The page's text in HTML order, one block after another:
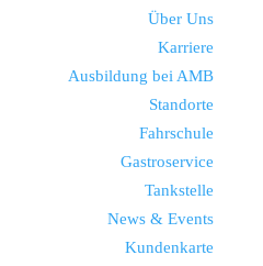
Über Uns
Karriere
Ausbildung bei AMB
Standorte
Fahrschule
Gastroservice
Tankstelle
News & Events
Kundenkarte